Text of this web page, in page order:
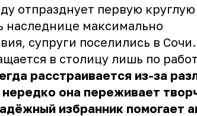
отпразднует первую круглую
наследнице максимально
супруги поселились в Сочи.
в столицу лишь по
расстраивается из-за
она переживает
избранник помогает